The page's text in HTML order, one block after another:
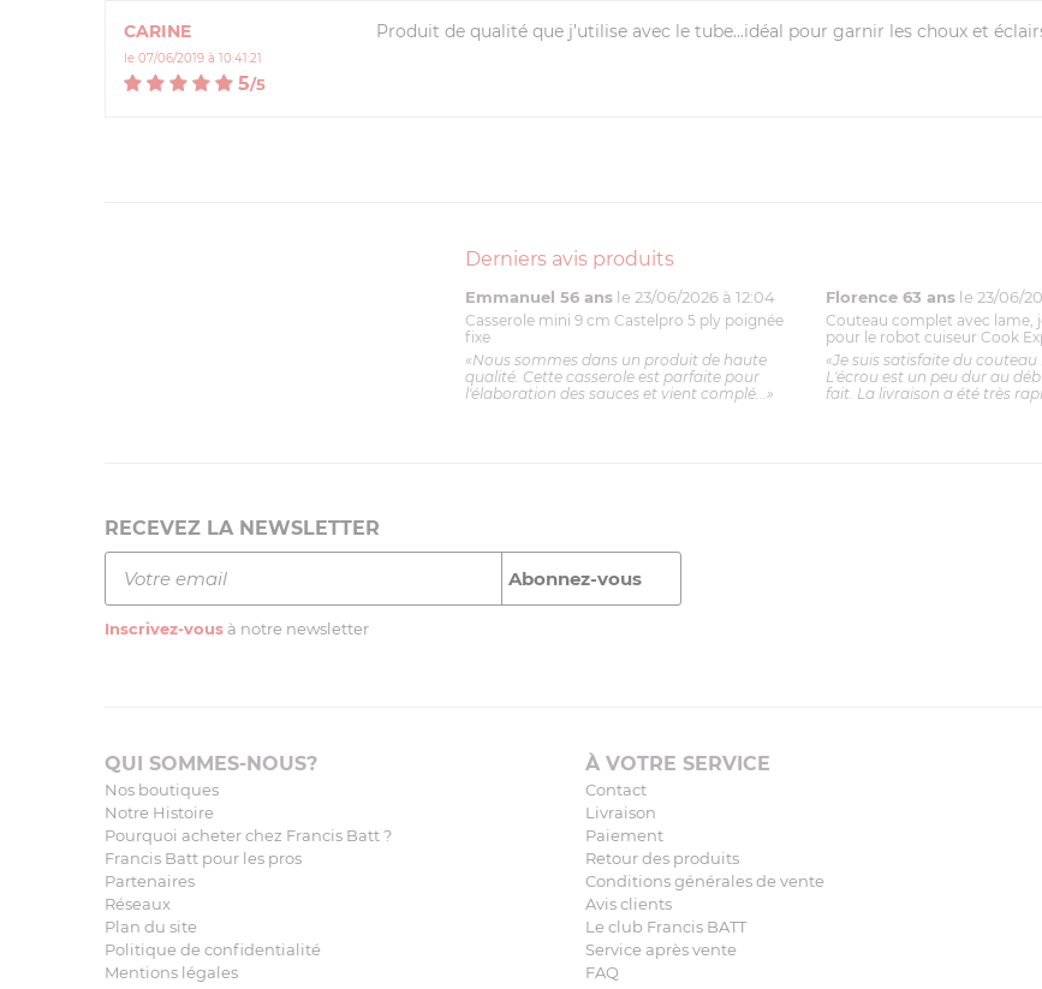
CARINE
le 07/06/2019 à 10:41:21
5/5
Produit de qualité que j’utilise avec le tube...idéal pour garnir les choux et
Derniers avis produits
Emmanuel 56 ans le 23/06/2026 à 12:04
Casserole mini 9 cm Castelpro 5 ply poignée
fixe
«Nous sommes dans un produit de haute
qualité. Cette casserole est parfaite pour
l'élaboration des sauces et vient complé...»
Florence 63 ans le 23/06/
Couteau complet avec lame,
pour le robot cuiseur Cook
«Je suis satisfaite du couteau
L'écrou est un peu dur au
fait. La livraison a été très
RECEVEZ LA NEWSLETTER
Inscrivez-vous à notre newsletter
QUI SOMMES-NOUS?
Nos boutiques
Notre Histoire
Pourquoi acheter chez Francis Batt ?
Francis Batt pour les pros
Partenaires
Réseaux
Plan du site
Politique de confidentialité
Mentions légales
À VOTRE SERVICE
Contact
Livraison
Paiement
Retour des produits
Conditions générales de vente
Avis clients
Le club Francis BATT
Service après vente
FAQ